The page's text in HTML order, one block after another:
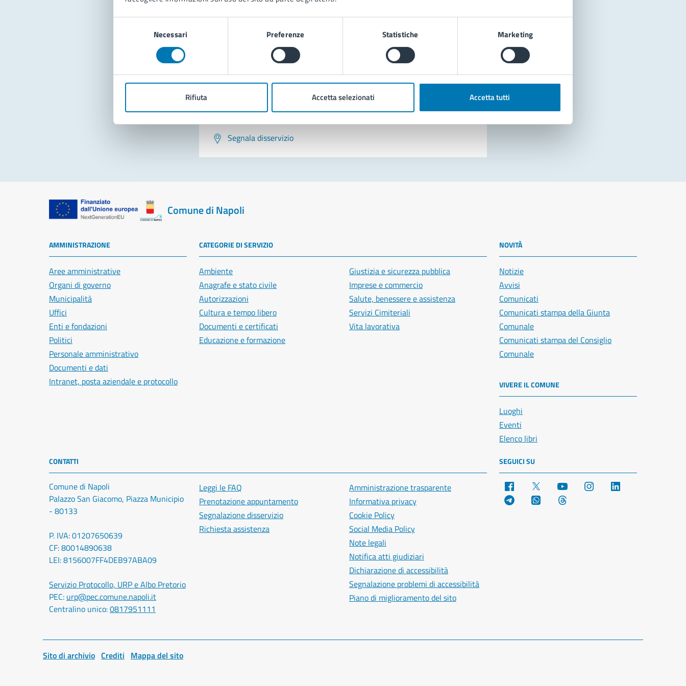
Necessari Preferenze Statistiche Marketing
Rifiuta Accetta selezionati Accetta tutti
Leggi le domande frequenti
Richiedi assistenza
Prenota appuntamento
Problemi in città
Segnala disservizio
Comune di Napoli
AMMINISTRAZIONE
Aree amministrative
Organi di governo
Municipalità
Uffici
Enti e fondazioni
Politici
Personale amministrativo
Documenti e dati
Intranet, posta aziendale e protocollo
CATEGORIE DI SERVIZIO
Ambiente
Anagrafe e stato civile
Autorizzazioni
Cultura e tempo libero
Documenti e certificati
Educazione e formazione
Giustizia e sicurezza pubblica
Imprese e commercio
Salute, benessere e assistenza
Servizi Cimiteriali
Vita lavorativa
NOVITÀ
Notizie
Avvisi
Comunicati
Comunicati stampa della Giunta
Comunale
Comunicati stampa del Consiglio
Comunale
VIVERE IL COMUNE
Luoghi
Eventi
Elenco libri
CONTATTI
Comune di Napoli
Palazzo San Giacomo, Piazza Municipio
- 80133
P. IVA: 01207650639
CF: 80014890638
LEI: 8156007FF4DEB97ABA09
Servizio Protocollo, URP e Albo Pretorio
PEC: urp@pec.comune.napoli.it
Centralino unico:0817951111
Leggi le FAQ
Prenotazione appuntamento
Segnalazione disservizio
Richiesta assistenza
Amministrazione trasparente
Informativa privacy
Cookie Policy
Social Media Policy
Note legali
Notifica atti giudiziari
Dichiarazione di accessibilità
Segnalazione problemi di accessibilità
Piano di miglioramento del sito
SEGUICI SU
Facebook YouTube Instagram
Telegram WhatsApp
Sito di archivio Crediti Mappa del sito